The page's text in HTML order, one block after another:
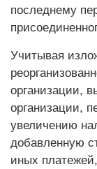
последнему
Учитывая
организации,
организации,
увеличению
добавленную
иных